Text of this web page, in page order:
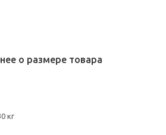
о размере товара
кг